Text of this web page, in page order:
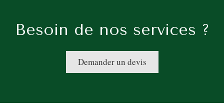
Besoin de nos services ?
Demander un devis